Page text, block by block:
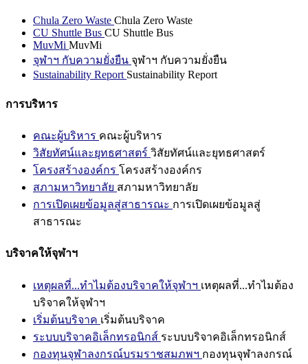
Chula Zero Waste Chula Zero Waste
CU Shuttle Bus CU Shuttle Bus
MuvMi MuvMi
จุฬาฯ กับความยั่งยืน จุฬาฯ กับความยั่งยืน
Sustainability Report Sustainability Report
การบริหาร
คณะผู้บริหาร คณะผู้บริหาร
วิสัยทัศน์และยุทธศาสตร์ วิสัยทัศน์และยุทธศาสตร์
โครงสร้างองค์กร โครงสร้างองค์กร
สภามหาวิทยาลัย สภามหาวิทยาลัย
การเปิดเผยข้อมูลสู่สาธารณะ การเปิดเผยข้อมูลสู่
สาธารณะ
บริจาคให้จุฬาฯ
เหตุผลที่...ทำไมต้องบริจาคให้จุฬาฯ เหตุผลที่...ทำไมต้อง
บริจาคให้จุฬาฯ
เริ่มต้นบริจาค เริ่มต้นบริจาค
ระบบบริจาคอิเล็กทรอนิกส์ ระบบบริจาคอิเล็กทรอนิกส์
กองทุนจุฬาลงกรณ์บรมราชสมภพฯ กองทุนจุฬาลงกรณ์